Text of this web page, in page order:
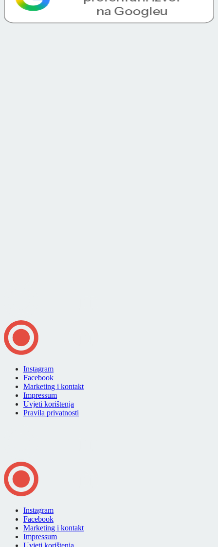
Instagram
Facebook
Marketing i kontakt
Impressum
Uvjeti korištenja
Pravila privatnosti
Instagram
Facebook
Marketing i kontakt
Impressum
Uvjeti korištenja